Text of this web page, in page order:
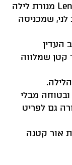
הכירו את Lenny the Rabbit Night Lamp מנורת לילה
שמכניסה
העדין
קטן שמלווה
ובטוחה מבלי
גם לפריט
אור קטנה